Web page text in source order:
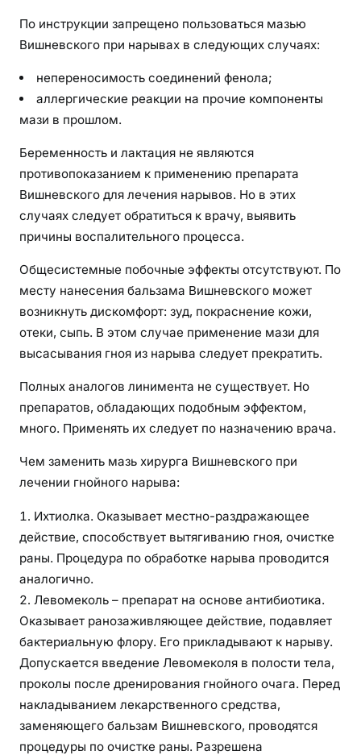
По инструкции запрещено пользоваться мазью
Вишневского при нарывах в следующих случаях:
непереносимость соединений фенола;
аллергические реакции на прочие компоненты
мази в прошлом.
Беременность и лактация не являются
противопоказанием к применению препарата
Вишневского для лечения нарывов. Но в этих
случаях следует обратиться к врачу, выявить
причины воспалительного процесса.
Общесистемные побочные эффекты отсутствуют. По
месту нанесения бальзама Вишневского может
возникнуть дискомфорт: зуд, покраснение кожи,
отеки, сыпь. В этом случае применение мази для
высасывания гноя из нарыва следует прекратить.
Полных аналогов линимента не существует. Но
препаратов, обладающих подобным эффектом,
много. Применять их следует по назначению врача.
Чем заменить мазь хирурга Вишневского при
лечении гнойного нарыва:
Ихтиолка. Оказывает местно-раздражающее
действие, способствует вытягиванию гноя, очистке
раны. Процедура по обработке нарыва проводится
аналогично.
Левомеколь – препарат на основе антибиотика.
Оказывает ранозаживляющее действие, подавляет
бактериальную флору. Его прикладывают к нарыву.
Допускается введение Левомеколя в полости тела,
проколы после дренирования гнойного очага. Перед
накладыванием лекарственного средства,
заменяющего бальзам Вишневского, проводятся
процедуры по очистке раны. Разрешена